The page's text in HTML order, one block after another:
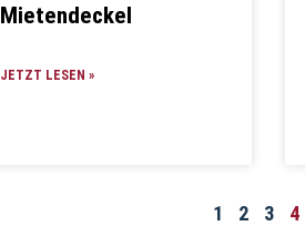
Mietendeckel
JETZT LESEN »
1 2 3 4